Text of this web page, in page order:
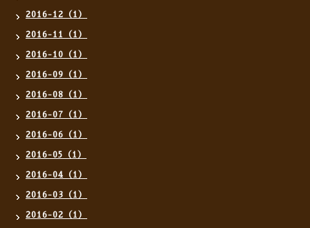
2016-12（1）
2016-11（1）
2016-10（1）
2016-09（1）
2016-08（1）
2016-07（1）
2016-06（1）
2016-05（1）
2016-04（1）
2016-03（1）
2016-02（1）